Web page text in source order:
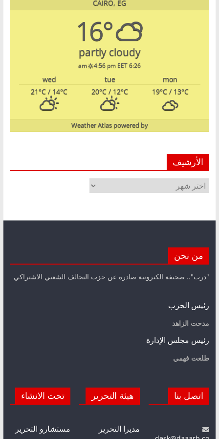
CAIRO, EG
16°
partly cloudy
6:26 am
4:56 pm EET
mon
tue
wed
19°C/ 13°C
20°C / 12°C
21°C / 14°C
powered by
Weather Atlas
الأرشيف
الأرشيف
من نحن
"درب".. صحيفة الكترونية صادرة عن حزب التحالف الشعبي الاشتراكي
رئيس الحزب
مدحت الزاهد
رئيس مجلس الإدارة
طلعت فهمي
اتصل بنا هيئة التحرير
مديرا التحرير
تحت الانشاء
مستشارو التحرير